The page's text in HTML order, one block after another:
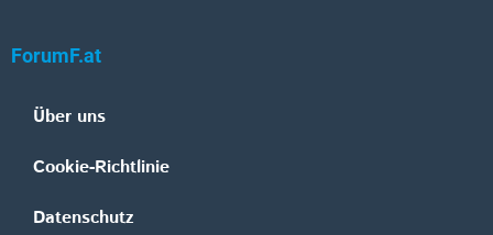
ForumF.at
Über uns
Cookie-Richtlinie
Datenschutz